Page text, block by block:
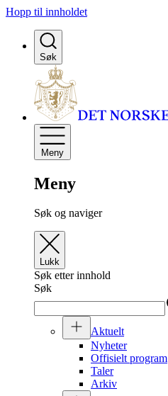
Hopp til innholdet
Søk
Meny
Meny
Søk og naviger
Lukk
Søk etter innhold
Søk
Aktuelt
Nyheter
Offisielt program
Taler
Arkiv